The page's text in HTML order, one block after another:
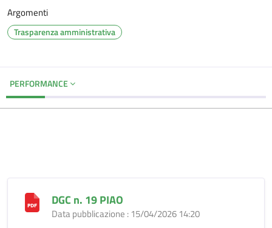
Argomenti
Trasparenza amministrativa
PERFORMANCE
DGC n. 19 PIAO
Data pubblicazione : 15/04/2026 14:20